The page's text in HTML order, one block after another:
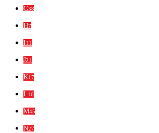
G38
H7
I11
J21
K17
L16
M45
N27